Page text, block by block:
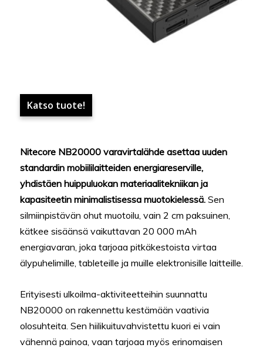
Katso tuote!
Nitecore NB20000 varavirtalähde asettaa uuden
standardin mobiililaitteiden energiareserville,
yhdistäen huippuluokan materiaalitekniikan ja
kapasiteetin minimalistisessa muotokielessä. Sen
silmiinpistävän ohut muotoilu, vain 2 cm paksuinen,
kätkee sisäänsä vaikuttavan 20 000 mAh
energiavaran, joka tarjoaa pitkäkestoista virtaa
älypuhelimille, tableteille ja muille elektronisille laitteille.
Erityisesti ulkoilma-aktiviteetteihin suunnattu
NB20000 on rakennettu kestämään vaativia
olosuhteita. Sen hiilikuituvahvistettu kuori ei vain
vähennä painoa, vaan tarjoaa myös erinomaisen